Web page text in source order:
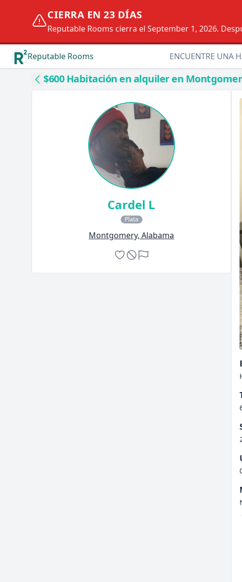
CIERRA EN 23 DÍAS
Reputable Rooms cierra el September 1, 2026.
Reputable Rooms ENCUENTRE UNA
$600 Habitación en alquiler en
Cardel L
Plata
Montgomery, Alabama